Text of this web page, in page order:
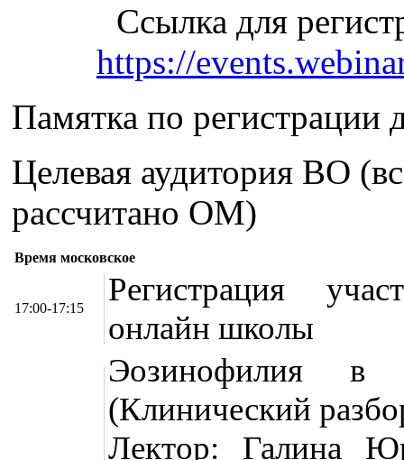
Ссылка для
https://
Памятка по регистрации
Целевая аудитория ВО
рассчитано ОМ)
Время московское
17:00-17:15
Регистрация
онлайн школы
Эозинофилия в
(Клинический
Лектор: Галина